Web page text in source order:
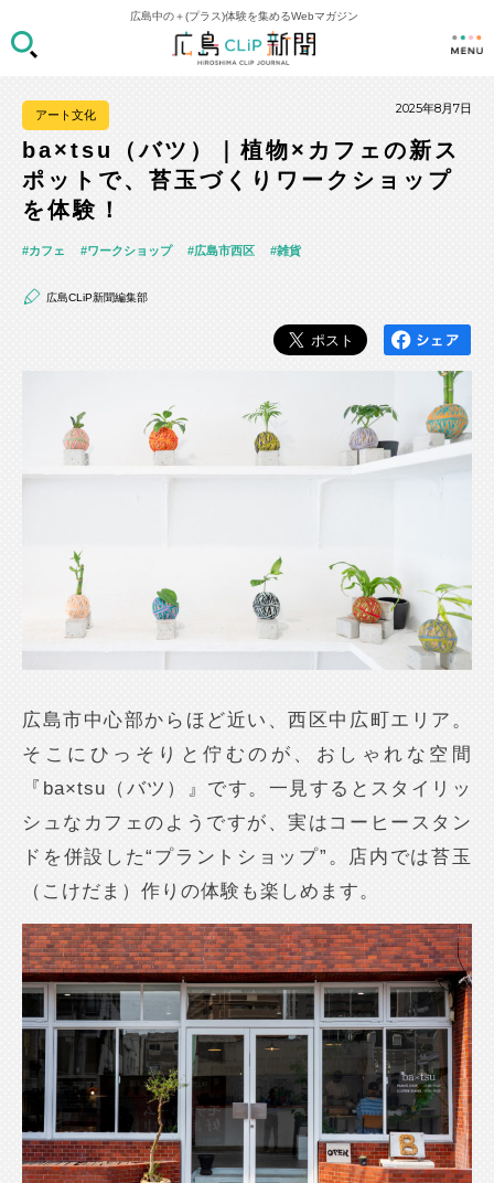
広島中の＋(プラス)体験を集めるWebマガジン
アート文化 2025年8月7日
ba×tsu（バツ）｜植物×カフェの新ス
ポットで、苔玉づくりワークショップ
を体験！
カフェ ワークショップ 広島市西区 雑貨
広島CLiP新聞編集部
広島市中心部からほど近い、西区中広町エリア。
そこにひっそりと佇むのが、おしゃれな空間
『ba×tsu（バツ）』です。一見するとスタイリッ
シュなカフェのようですが、実はコーヒースタン
ドを併設した“プラントショップ”。店内では苔玉
（こけだま）作りの体験も楽しめます。